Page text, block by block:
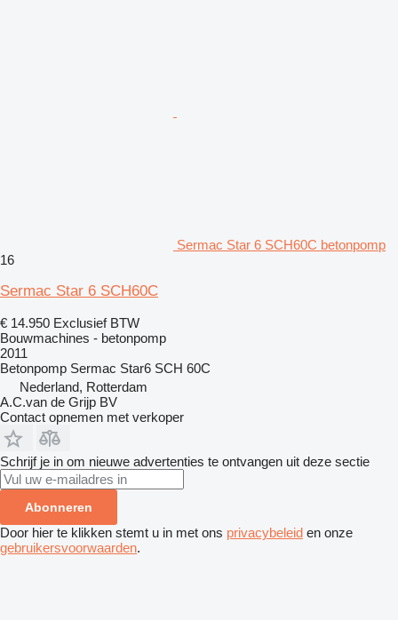
Sermac Star 6 SCH60C betonpomp
16
Sermac Star 6 SCH60C
€ 14.950 Exclusief BTW
Bouwmachines - betonpomp
2011
Betonpomp Sermac Star6 SCH 60C
Nederland, Rotterdam
A.C.van de Grijp BV
Contact opnemen met verkoper
Schrijf je in om nieuwe advertenties te ontvangen uit deze sectie
Abonneren
Door hier te klikken stemt u in met ons privacybeleid en onze
gebruikersvoorwaarden.